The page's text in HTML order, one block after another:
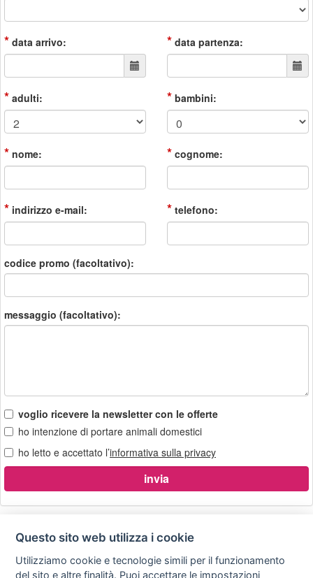
* data arrivo: * data partenza:
* adulti: * bambini:
* nome: * cognome:
* indirizzo e-mail: * telefono:
codice promo (facoltativo):
messaggio (facoltativo):
voglio ricevere la newsletter con le offerte
ho intenzione di portare animali domestici
ho letto e accettato l’informativa sulla privacy
Privacy
policy
Avviso
legale
Scrivici
Questo sito web utilizza i cookie
Utilizziamo cookie e tecnologie simili per il funzionamento
del sito e altre finalità. Puoi accettare le impostazioni